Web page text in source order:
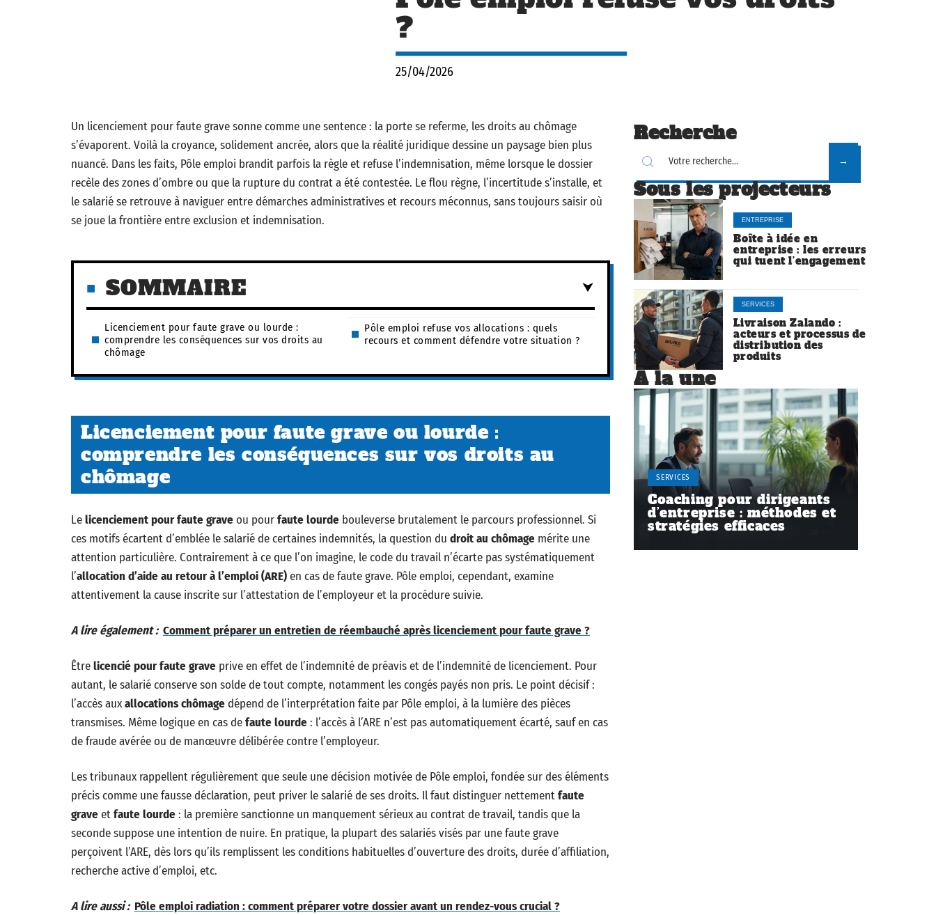
?
25/04/2026
Un licenciement pour faute grave sonne comme une sentence : la porte se referme, les droits au chômage
s’évaporent. Voilà la croyance, solidement ancrée, alors que la réalité juridique dessine un paysage bien plus
nuancé. Dans les faits, Pôle emploi brandit parfois la règle et refuse l’indemnisation, même lorsque le dossier
recèle des zones d’ombre ou que la rupture du contrat a été contestée. Le flou règne, l’incertitude s’installe, et
le salarié se retrouve à naviguer entre démarches administratives et recours méconnus, sans toujours saisir où
se joue la frontière entre exclusion et indemnisation.
SOMMAIRE
Licenciement pour faute grave ou lourde :
comprendre les conséquences sur vos droits au
chômage
Pôle emploi refuse vos allocations : quels
recours et comment défendre votre situation ?
Licenciement pour faute grave ou lourde :
comprendre les conséquences sur vos droits au
chômage
Lelicenciement pour faute graveou pourfaute lourde bouleverse brutalement le parcours professionnel. Si
ces motifs écartent d’emblée le salarié de certaines indemnités, la question du droit au chômage mérite une
attention particulière. Contrairement à ce que l’on imagine, le code du travail n’écarte pas systématiquement
l’allocation d’aide au retour à l’emploi (ARE)en cas de faute grave. Pôle emploi, cependant, examine
attentivement la cause inscrite sur l’attestation de l’employeur et la procédure suivie.
A lire également : Comment préparer un entretien de réembauché après licenciement pour faute grave ?
Êtrelicencié pour faute grave prive en effet de l’indemnité de préavis et de l’indemnité de licenciement. Pour
autant, le salarié conserve son solde de tout compte, notamment les congés payés non pris. Le point décisif :
l’accès auxallocations chômagedépend de l’interprétation faite par Pôle emploi, à la lumière des pièces
transmises. Même logique en cas defaute lourde: l’accès à l’ARE n’est pas automatiquement écarté, sauf en cas
de fraude avérée ou de manœuvre délibérée contre l’employeur.
Les tribunaux rappellent régulièrement que seule une décision motivée de Pôle emploi, fondée sur des éléments
précis comme une fausse déclaration, peut priver le salarié de ses droits. Il faut distinguer nettementfaute
graveetfaute lourde: la première sanctionne un manquement sérieux au contrat de travail, tandis que la
seconde suppose une intention de nuire. En pratique, la plupart des salariés visés par une faute grave
perçoivent l’ARE, dès lors qu’ils remplissent les conditions habituelles d’ouverture des droits, durée d’affiliation,
recherche active d’emploi, etc.
A lire aussi : Pôle emploi radiation : comment préparer votre dossier avant un rendez-vous crucial ?
Recherche
Sous les projecteurs
ENTREPRISE
Boîte à idée en
entreprise : les erreurs
qui tuent l’engagement
SERVICES
Livraison Zalando :
acteurs et processus de
distribution des
produits
À la une
SERVICES
Coaching pour dirigeants
d’entreprise : méthodes et
stratégies efficaces